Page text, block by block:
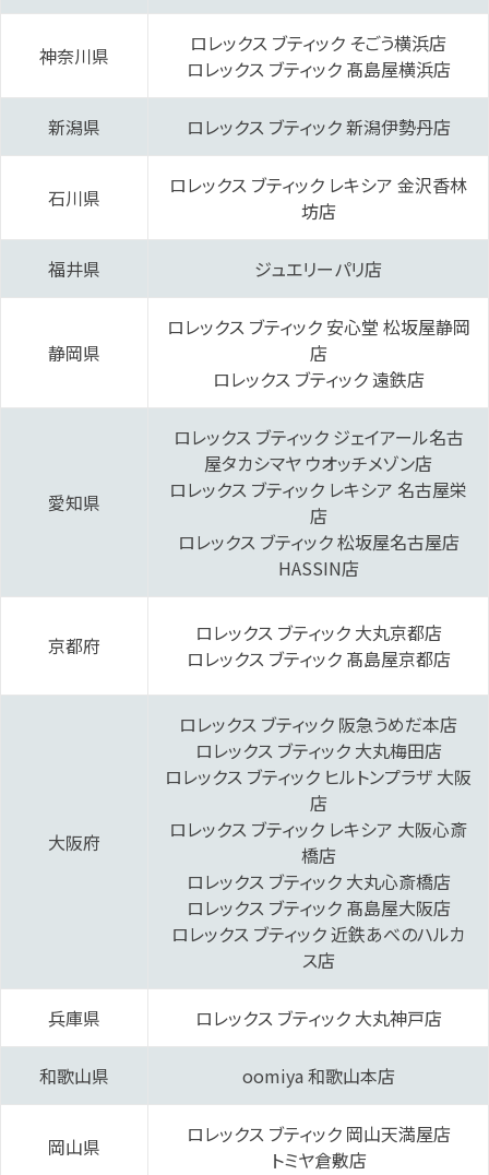
神奈川県
ロレックス ブティック そごう横浜‬店
‭ロレックス ブティック 髙島屋横浜‬‬店
新潟県 ロレックス ブティック 新潟伊勢丹‬‬店
石川県
‭ロレックス ブティック レキシア 金沢香林
坊店‬
福井県 ‭ジュエリーパリ‬店
静岡県
ロレックス ブティック 安心堂 松坂屋静岡‬
店
‭ロレックス ブティック 遠鉄‬‬店
愛知県
‭ロレックス ブティック ジェイアール名古
屋タカシマヤ ウオッチメゾン‬店
‭ロレックス ブティック レキシア 名古屋栄
店‬
ロレックス ブティック 松坂屋名古屋‬店
‭HASSIN‬店
京都府
‭ロレックス ブティック 大丸京都店
‭ロレックス ブティック 髙島屋京都‬店
大阪府
‭ロレックス ブティック 阪急うめだ本店‬
‭ロレックス ブティック 大丸梅田‬店
‭ロレックス ブティック ヒルトンプラザ 大阪‬
店
ロレックス ブティック レキシア 大阪心斎
橋店‬
‭ロレックス ブティック 大丸心斎橋‬店
‭ロレックス ブティック 髙島屋大阪‬店
‭ロレックス ブティック 近鉄あべのハルカ
ス‬店
兵庫県 ロレックス ブティック 大丸神戸店
和歌山県 oomiya 和歌山本店‬
岡山県
ロレックス ブティック 岡山天満屋‬店
‭トミヤ倉敷‬店